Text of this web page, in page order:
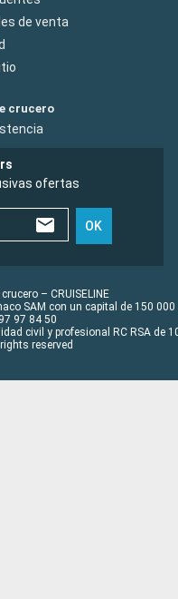
de venta
crucero
ofertas
OK
– CRUISELINE
SAM con un capital de 150 000
97 84 50
civil y profesional RC RSA de
reserved